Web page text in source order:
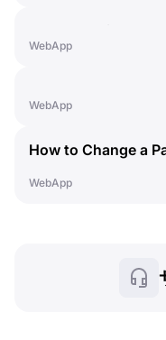
WebApp
WebApp
How to Change a
WebApp